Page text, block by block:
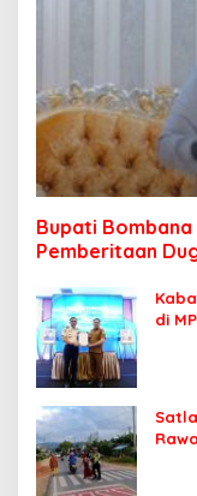
Bupati Bombana
Pemberitaan
di